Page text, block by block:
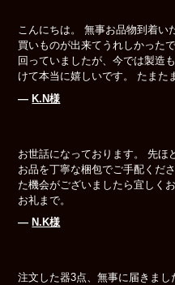
こんにちは。 無事お品物到着い
買いものが出来てうれしかった
回っていましたが、今では製造
けて本当に嬉しいです。 たまた
― K.N様
お世話になっております。 先ほ
お品を丁寧な梱包でご手配くだ
た機会がございましたら宜しく
お礼まで。
― N.K様
注文した器3点、無事に届きま